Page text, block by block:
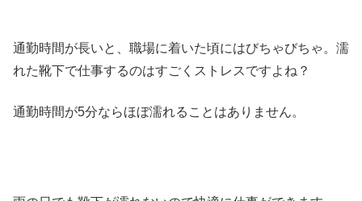
通勤時間が長いと、職場に着いた頃にはびちゃびちゃ。濡
れた靴下で仕事するのはすごくストレスですよね？
通勤時間が5分ならほぼ濡れることはありません。